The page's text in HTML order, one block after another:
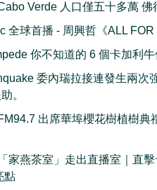
Verde 人口僅五十多萬 佛
全球首播 - 周興哲《ALL FOR
你不知道的 6 個卡加利
委內瑞拉接連發生兩次
。
出席華埠櫻花樹植樹
「家燕茶室」走出直播室｜直
點